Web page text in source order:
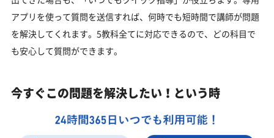
アプリを使って質問を送信すれば、何時でも短時間で講師が問題
を解決してくれます。5教科全てに対応できるので、どの科目で
も安心して質問ができます。
今すぐこの問題を解決したい！という時